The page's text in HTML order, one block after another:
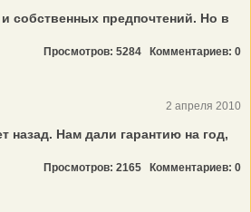
собственных предпочтений. Но в
Просмотров: 5284 Комментариев: 0
2 апреля 2010
Нам дали гарантию на год,
Просмотров: 2165 Комментариев: 0